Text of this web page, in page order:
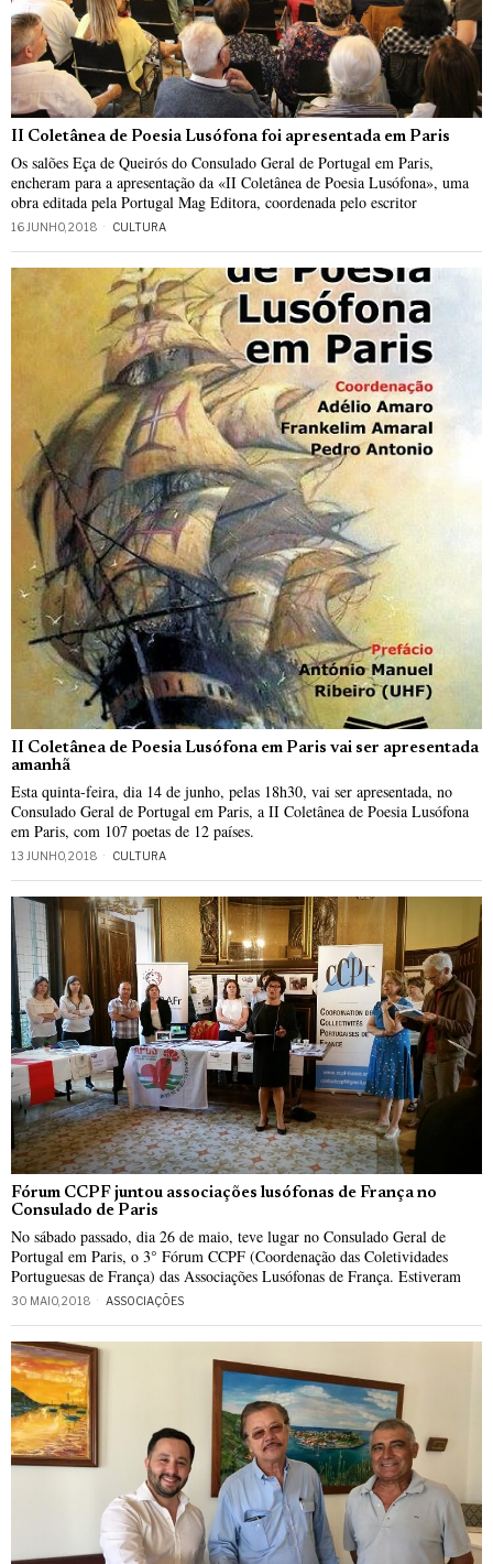
II Coletânea de Poesia Lusófona foi apresentada em Paris
Os salões Eça de Queirós do Consulado Geral de Portugal em Paris,
encheram para a apresentação da «II Coletânea de Poesia Lusófona», uma
obra editada pela Portugal Mag Editora, coordenada pelo escritor
16 JUNHO, 2018 CULTURA
II Coletânea de Poesia Lusófona em Paris vai ser apresentada
amanhã
Esta quinta-feira, dia 14 de junho, pelas 18h30, vai ser apresentada, no
Consulado Geral de Portugal em Paris, a II Coletânea de Poesia Lusófona
em Paris, com 107 poetas de 12 países.
13 JUNHO, 2018 CULTURA
Fórum CCPF juntou associações lusófonas de França no
Consulado de Paris
No sábado passado, dia 26 de maio, teve lugar no Consulado Geral de
Portugal em Paris, o 3° Fórum CCPF (Coordenação das Coletividades
Portuguesas de França) das Associações Lusófonas de França. Estiveram
30 MAIO, 2018 ASSOCIAÇÕES